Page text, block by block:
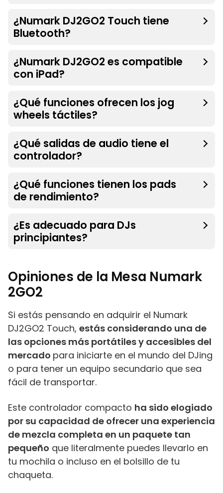
¿Numark DJ2GO2 Touch tiene
Bluetooth?
¿Numark DJ2GO2 es compatible
con iPad?
¿Qué funciones ofrecen los jog
wheels táctiles?
¿Qué salidas de audio tiene el
controlador?
¿Qué funciones tienen los pads
de rendimiento?
¿Es adecuado para DJs
principiantes?
Opiniones de la Mesa Numark
2GO2
Si estás pensando en adquirir el Numark
DJ2GO2 Touch, estás considerando una de
las opciones más portátiles y accesibles del
mercado para iniciarte en el mundo del DJing
o para tener un equipo secundario que sea
fácil de transportar.
Este controlador compacto ha sido elogiado
por su capacidad de ofrecer una experiencia
de mezcla completa en un paquete tan
pequeño que literalmente puedes llevarlo en
tu mochila o incluso en el bolsillo de tu
chaqueta.